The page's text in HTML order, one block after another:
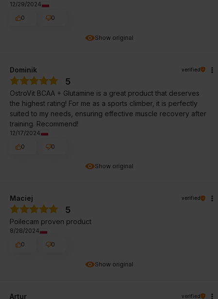
Show original
12/29/2024
0
0
Show original
Dominik verified
5
OstroVit BCAA + Glutamine is a great product that deserves
the highest rating! For me as a sports climber, it is perfectly
suited to my needs, ensuring effective muscle recovery after
training. Recommend!
12/17/2024
0
0
Show original
Maciej verified
5
Poilecam proven product
8/28/2024
0
0
Artur verified